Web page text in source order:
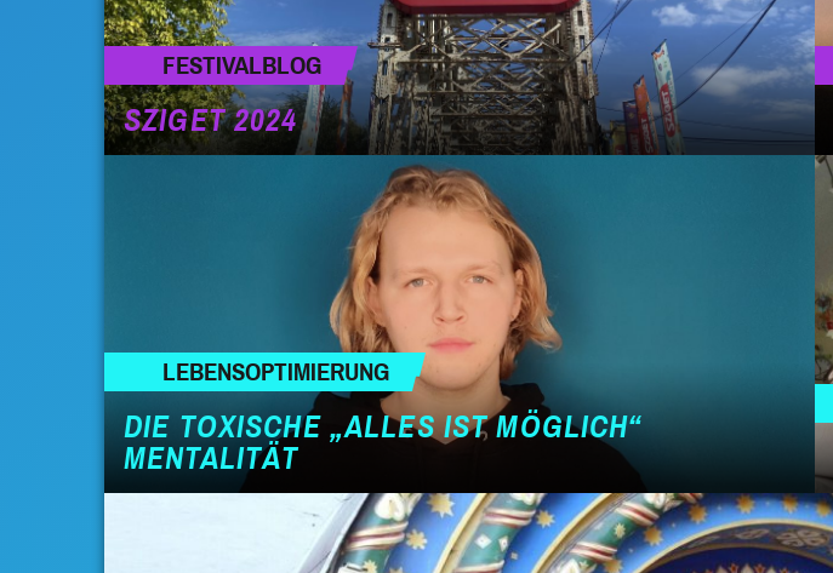
FESTIVALBLOG
SZIGET 2024
LEBENSOPTIMIERUNG
DIE TOXISCHE „ALLES IST MÖGLICH“
MENTALITÄT